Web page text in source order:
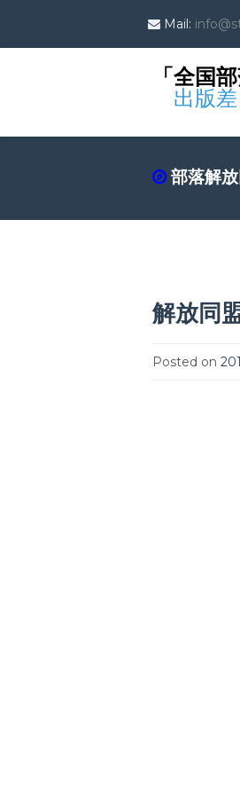
Mail:
「全国
出版
部落解放
解放同
Posted on